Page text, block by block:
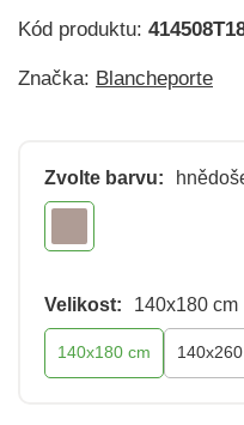
Kód produktu:
Značka: Blancheporte
Zvolte barvu:
Velikost: 140x180 cm
140x180 cm